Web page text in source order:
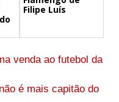
Filipe Luís
venda ao futebol da
é mais capitão do